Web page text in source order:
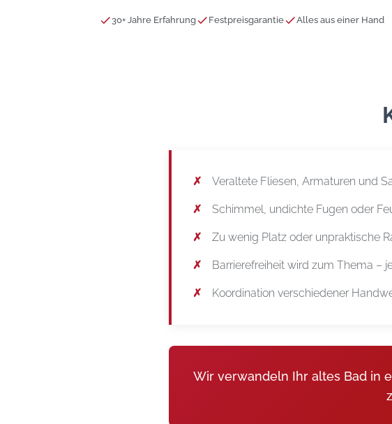
30+ Jahre Erfahrung Festpreisgarantie Alles aus einer Hand
Veraltete Fliesen, Armaturen und
Schimmel, undichte Fugen oder
Zu wenig Platz oder unpraktische
Barrierefreiheit wird zum Thema –
Koordination verschiedener
Wir verwandeln Ihr altes Bad in